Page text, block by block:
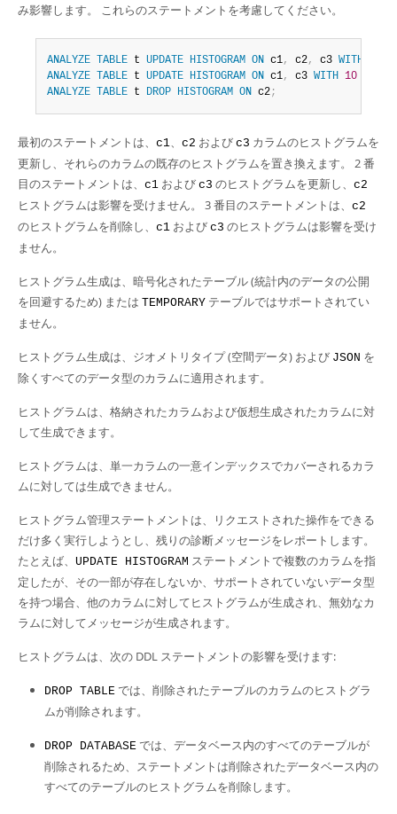
み影響します。 これらのステートメントを考慮してください。
ANALYZE TABLE t UPDATE HISTOGRAM ON c1, c2, c3 WITH
ANALYZE
TABLE t UPDATE HISTOGRAM ON c1, c3 WITH 10
ANALYZE
TABLE t DROP HISTOGRAM ON c2;
最初のステートメントは、 c1、 c2 および c3 カラムのヒストグラムを
更新し、それらのカラムの既存のヒストグラムを置き換えます。 2 番
目のステートメントは、 c1 および c3 のヒストグラムを更新し、 c2
ヒストグラムは影響を受けません。 3 番目のステートメントは、 c2
のヒストグラムを削除し、 c1 および c3 のヒストグラムは影響を受け
ません。
ヒストグラム生成は、暗号化されたテーブル (統計内のデータの公開
を回避するため) または TEMPORARY テーブルではサポートされてい
ません。
ヒストグラム生成は、ジオメトリタイプ (空間データ) および JSON を
除くすべてのデータ型のカラムに適用されます。
ヒストグラムは、格納されたカラムおよび仮想生成されたカラムに対
して生成できます。
ヒストグラムは、単一カラムの一意インデックスでカバーされるカラ
ムに対しては生成できません。
ヒストグラム管理ステートメントは、リクエストされた操作をできる
だけ多く実行しようとし、残りの診断メッセージをレポートします。
たとえば、 UPDATE HISTOGRAM ステートメントで複数のカラムを指
定したが、その一部が存在しないか、サポートされていないデータ型
を持つ場合、他のカラムに対してヒストグラムが生成され、無効なカ
ラムに対してメッセージが生成されます。
ヒストグラムは、次の DDL ステートメントの影響を受けます:
DROP TABLE では、削除されたテーブルのカラムのヒストグラ
ムが削除されます。
DROP DATABASE では、データベース内のすべてのテーブルが
削除されるため、ステートメントは削除されたデータベース内の
すべてのテーブルのヒストグラムを削除します。